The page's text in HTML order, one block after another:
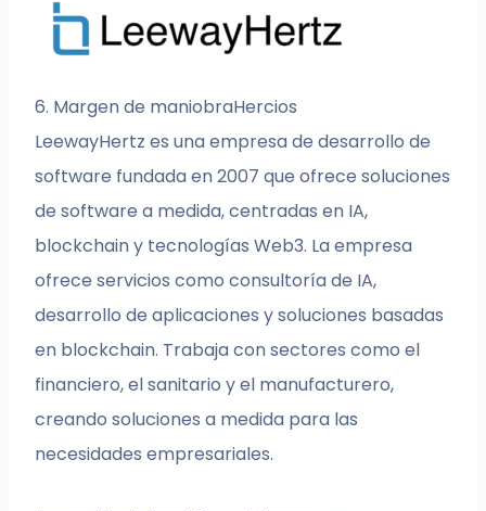
6. Margen de maniobraHercios
LeewayHertz es una empresa de desarrollo de
software fundada en 2007 que ofrece soluciones
de software a medida, centradas en IA,
blockchain y tecnologías Web3. La empresa
ofrece servicios como consultoría de IA,
desarrollo de aplicaciones y soluciones basadas
en blockchain. Trabaja con sectores como el
financiero, el sanitario y el manufacturero,
creando soluciones a medida para las
necesidades empresariales.